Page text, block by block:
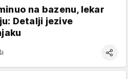
na bazenu, lekar
Detalji jezive